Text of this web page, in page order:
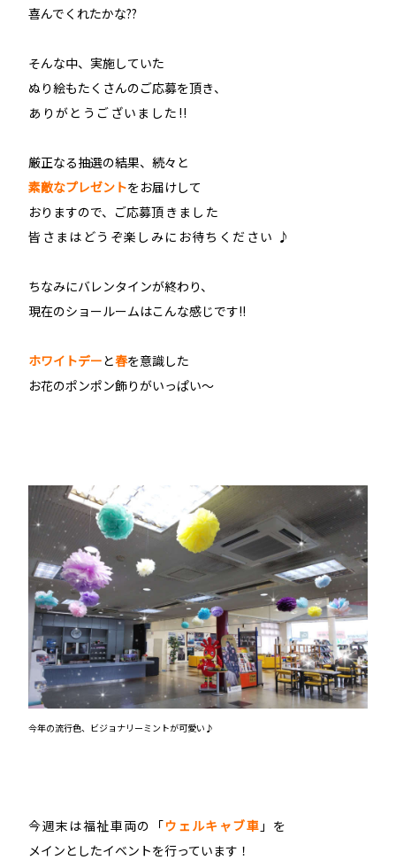
喜んでくれたかな??
そんな中、実施していた
ぬり絵もたくさんのご応募を頂き、
ありがとうございました!!
厳正なる抽選の結果、続々と
素敵なプレゼントをお届けして
おりますので、ご応募頂きました
皆さまはどうぞ楽しみにお待ちください ♪
ちなみにバレンタインが終わり、
現在のショールームはこんな感じです!!
ホワイトデーと春を意識した
お花のポンポン飾りがいっぱい〜
今年の流行色、ビジョナリーミントが可愛い♪
今週末は福祉車両の 「ウェルキャブ車 」を
メインとしたイベントを行っています！